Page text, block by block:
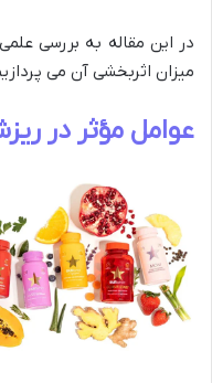
در این مقاله به بررسی
میزان اثربخشی آن می
عوامل مؤثر در